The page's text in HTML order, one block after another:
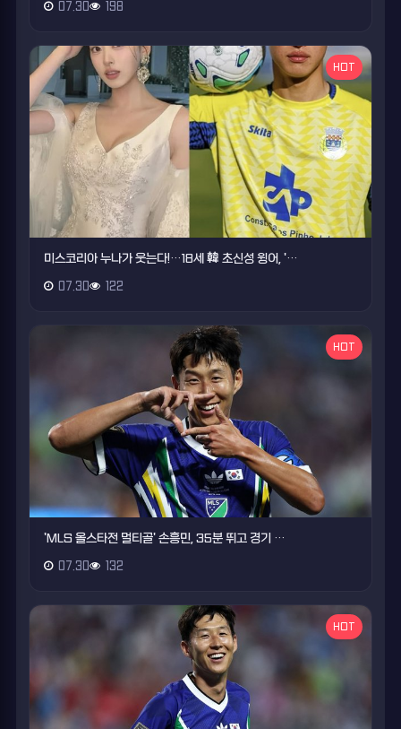
07.30 198
HOT
미스코리아 누나가 웃는다!…18세 韓 초신성 윙어, '…
07.30 122
HOT
'MLS 올스타전 멀티골' 손흥민, 35분 뛰고 경기 …
07.30 132
HOT